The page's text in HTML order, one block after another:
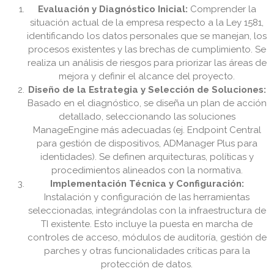
Evaluación y Diagnóstico Inicial: Comprender la
situación actual de la empresa respecto a la Ley 1581,
identificando los datos personales que se manejan, los
procesos existentes y las brechas de cumplimiento. Se
realiza un análisis de riesgos para priorizar las áreas de
mejora y definir el alcance del proyecto.
Diseño de la Estrategia y Selección de Soluciones:
Basado en el diagnóstico, se diseña un plan de acción
detallado, seleccionando las soluciones
ManageEngine más adecuadas (ej. Endpoint Central
para gestión de dispositivos, ADManager Plus para
identidades). Se definen arquitecturas, políticas y
procedimientos alineados con la normativa.
Implementación Técnica y Configuración:
Instalación y configuración de las herramientas
seleccionadas, integrándolas con la infraestructura de
TI existente. Esto incluye la puesta en marcha de
controles de acceso, módulos de auditoría, gestión de
parches y otras funcionalidades críticas para la
protección de datos.